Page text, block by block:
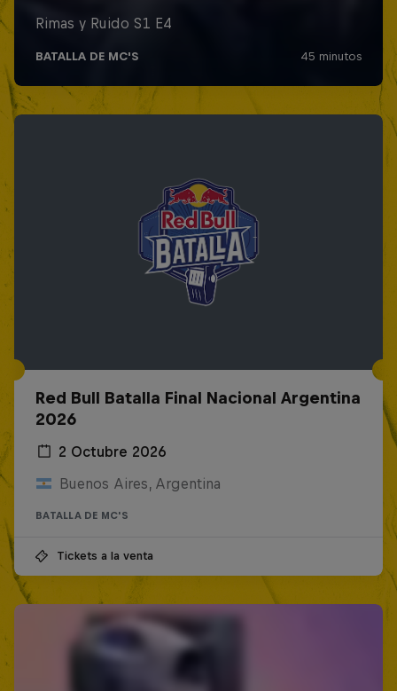
Red Bull Batalla Final Nacional Argentina
2026
2 Octubre 2026
Buenos Aires, Argentina
BATALLA DE MC'S
Tickets a la venta